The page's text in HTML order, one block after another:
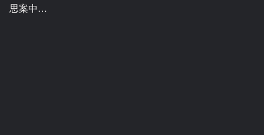
思案中…